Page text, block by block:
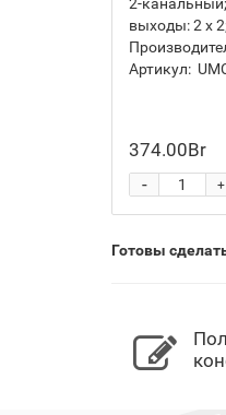
выходы: 2 х
Артикул:
374.00Br
+
-
Готовы